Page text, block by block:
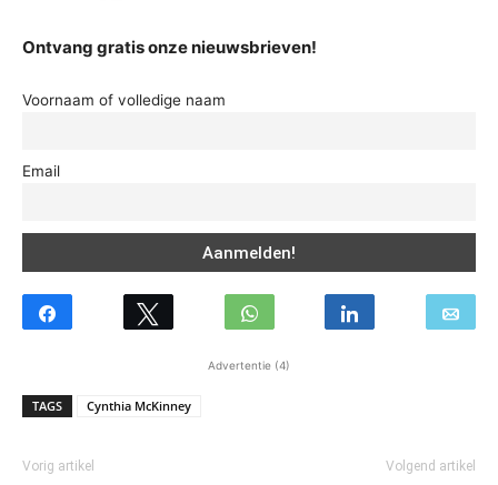
Ontvang gratis onze nieuwsbrieven!
Voornaam of volledige naam
Email
Advertentie (4)
TAGS Cynthia McKinney
Vorig artikel Volgend artikel